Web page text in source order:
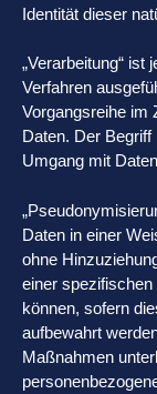
Identität dieser
„Verarbeitung“ ist
Verfahren
Vorgangsreihe im
Daten. Der
Umgang mit
Daten in einer
ohne
einer
können, sofern
aufbewahrt
Maßnahmen